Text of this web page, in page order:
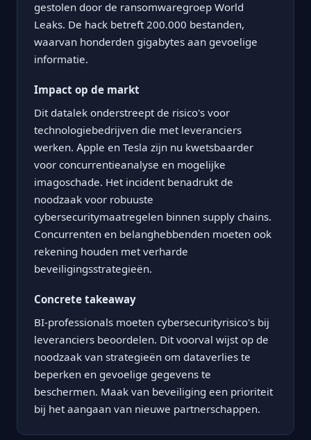
gestolen door de ransomwaregroep World
Leaks. De hack betreft 200.000 bestanden,
waarvan honderden gigabytes aan gevoelige
informatie.
Impact op de markt
Dit datalek onderstreept de risico's voor
technologiebedrijven die met leveranciers
werken. Apple en Tesla zijn nu kwetsbaarder
voor concurrentieanalyse en mogelijke
imagoschade. Het incident benadrukt de
noodzaak voor robuuste
cybersecuritymaatregelen binnen supply chains.
Concurrenten en belanghebbenden moeten ook
rekening houden met verharde
beveiligingsstrategieën.
Concrete takeaway
BI-professionals moeten cybersecurityrisico's bij
leveranciers beoordelen. Dit voorval wijst op de
noodzaak van strategieën om dataverlies te
beperken en gevoelige gegevens te
beschermen. Maak van beveiliging een prioriteit
bij het aangaan van nieuwe partnerschappen.